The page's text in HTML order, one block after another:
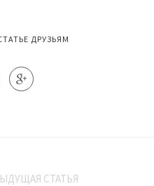
ДРУЗЬЯМ
СТАТЬЯ